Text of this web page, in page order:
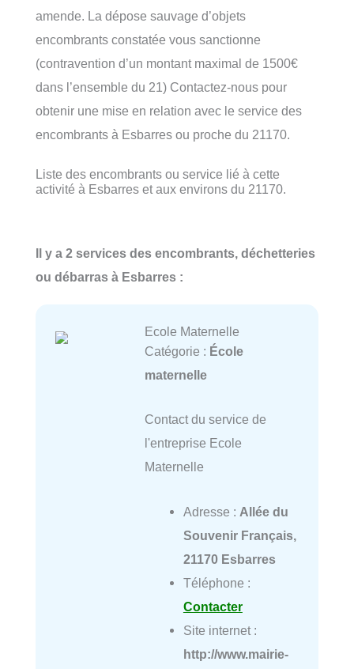
amende. La dépose sauvage d’objets
encombrants constatée vous sanctionne
(contravention d’un montant maximal de 1500€
dans l’ensemble du 21) Contactez-nous pour
obtenir une mise en relation avec le service des
encombrants à Esbarres ou proche du 21170.
Liste des encombrants ou service lié à cette
activité à Esbarres et aux environs du 21170.
Il y a 2 services des encombrants, déchetteries
ou débarras à Esbarres :
Ecole Maternelle
Catégorie : École
maternelle
Contact du service de
l'entreprise Ecole
Maternelle
Adresse : Allée du
Souvenir Français,
21170 Esbarres
Téléphone :
Contacter
Site internet :
http://www.mairie-